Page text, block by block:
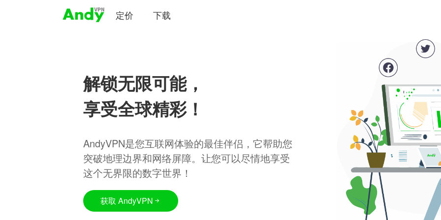
定价 下载
解锁无限可能，
享受全球精彩！
AndyVPN是您互联网体验的最佳伴侣，它帮助您
突破地理边界和网络屏障。让您可以尽情地享受
这个无界限的数字世界！
获取 AndyVPN